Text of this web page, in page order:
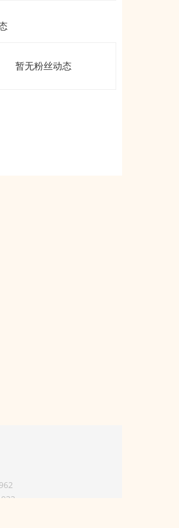
暂无粉丝动态